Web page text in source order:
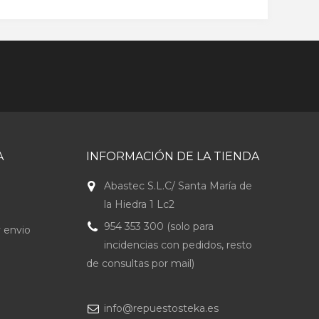
envio
INFORMACIÓN DE LA TIENDA
Abastec S.L.C/ Santa María de
la Hiedra 1 Lc2
954 353 300 (solo para
incidencias con pedidos, resto
de consultas por mail)
info@repuestosteka.es